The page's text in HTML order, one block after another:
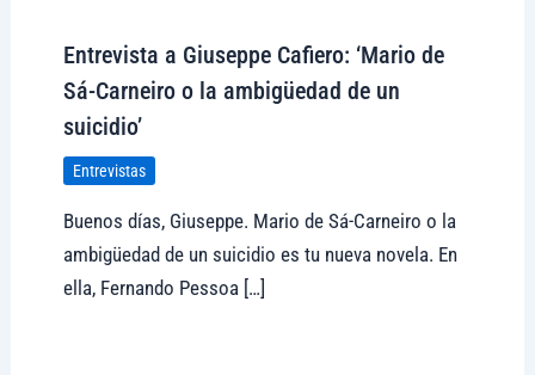
Entrevista a Giuseppe Cafiero: ‘Mario de
Sá-Carneiro o la ambigüedad de un
suicidio’
Entrevistas
Buenos días, Giuseppe. Mario de Sá-Carneiro o la
ambigüedad de un suicidio es tu nueva novela. En
ella, Fernando Pessoa […]